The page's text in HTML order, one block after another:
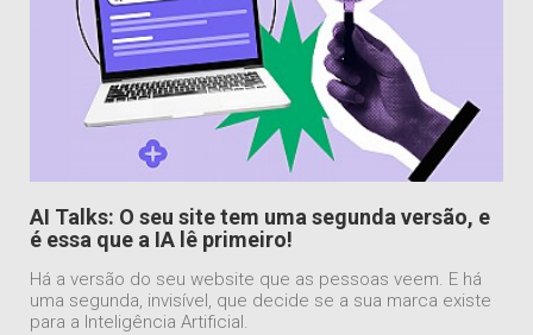
AI Talks: O seu site tem uma segunda versão, e
é essa que a IA lê primeiro!
Há a versão do seu website que as pessoas veem. E há
uma segunda, invisível, que decide se a sua marca existe
para a Inteligência Artificial.